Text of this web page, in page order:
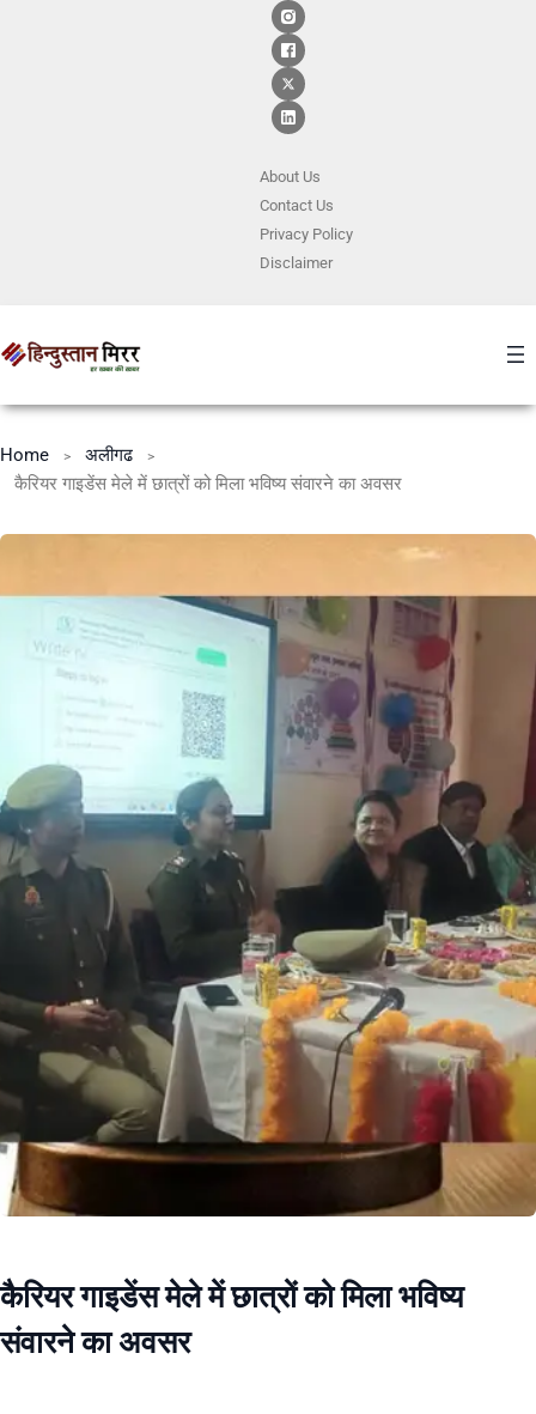
About Us
ContactUs
Privacy Policy
Disclaimer
Home
अलीगढ
कैरियर गाइडेंस मेले में छात्रों को मिला भविष्य संवारने का अवसर
कैरियर गाइडेंस मेले में छात्रों को मिला भविष्य
संवारने का अवसर